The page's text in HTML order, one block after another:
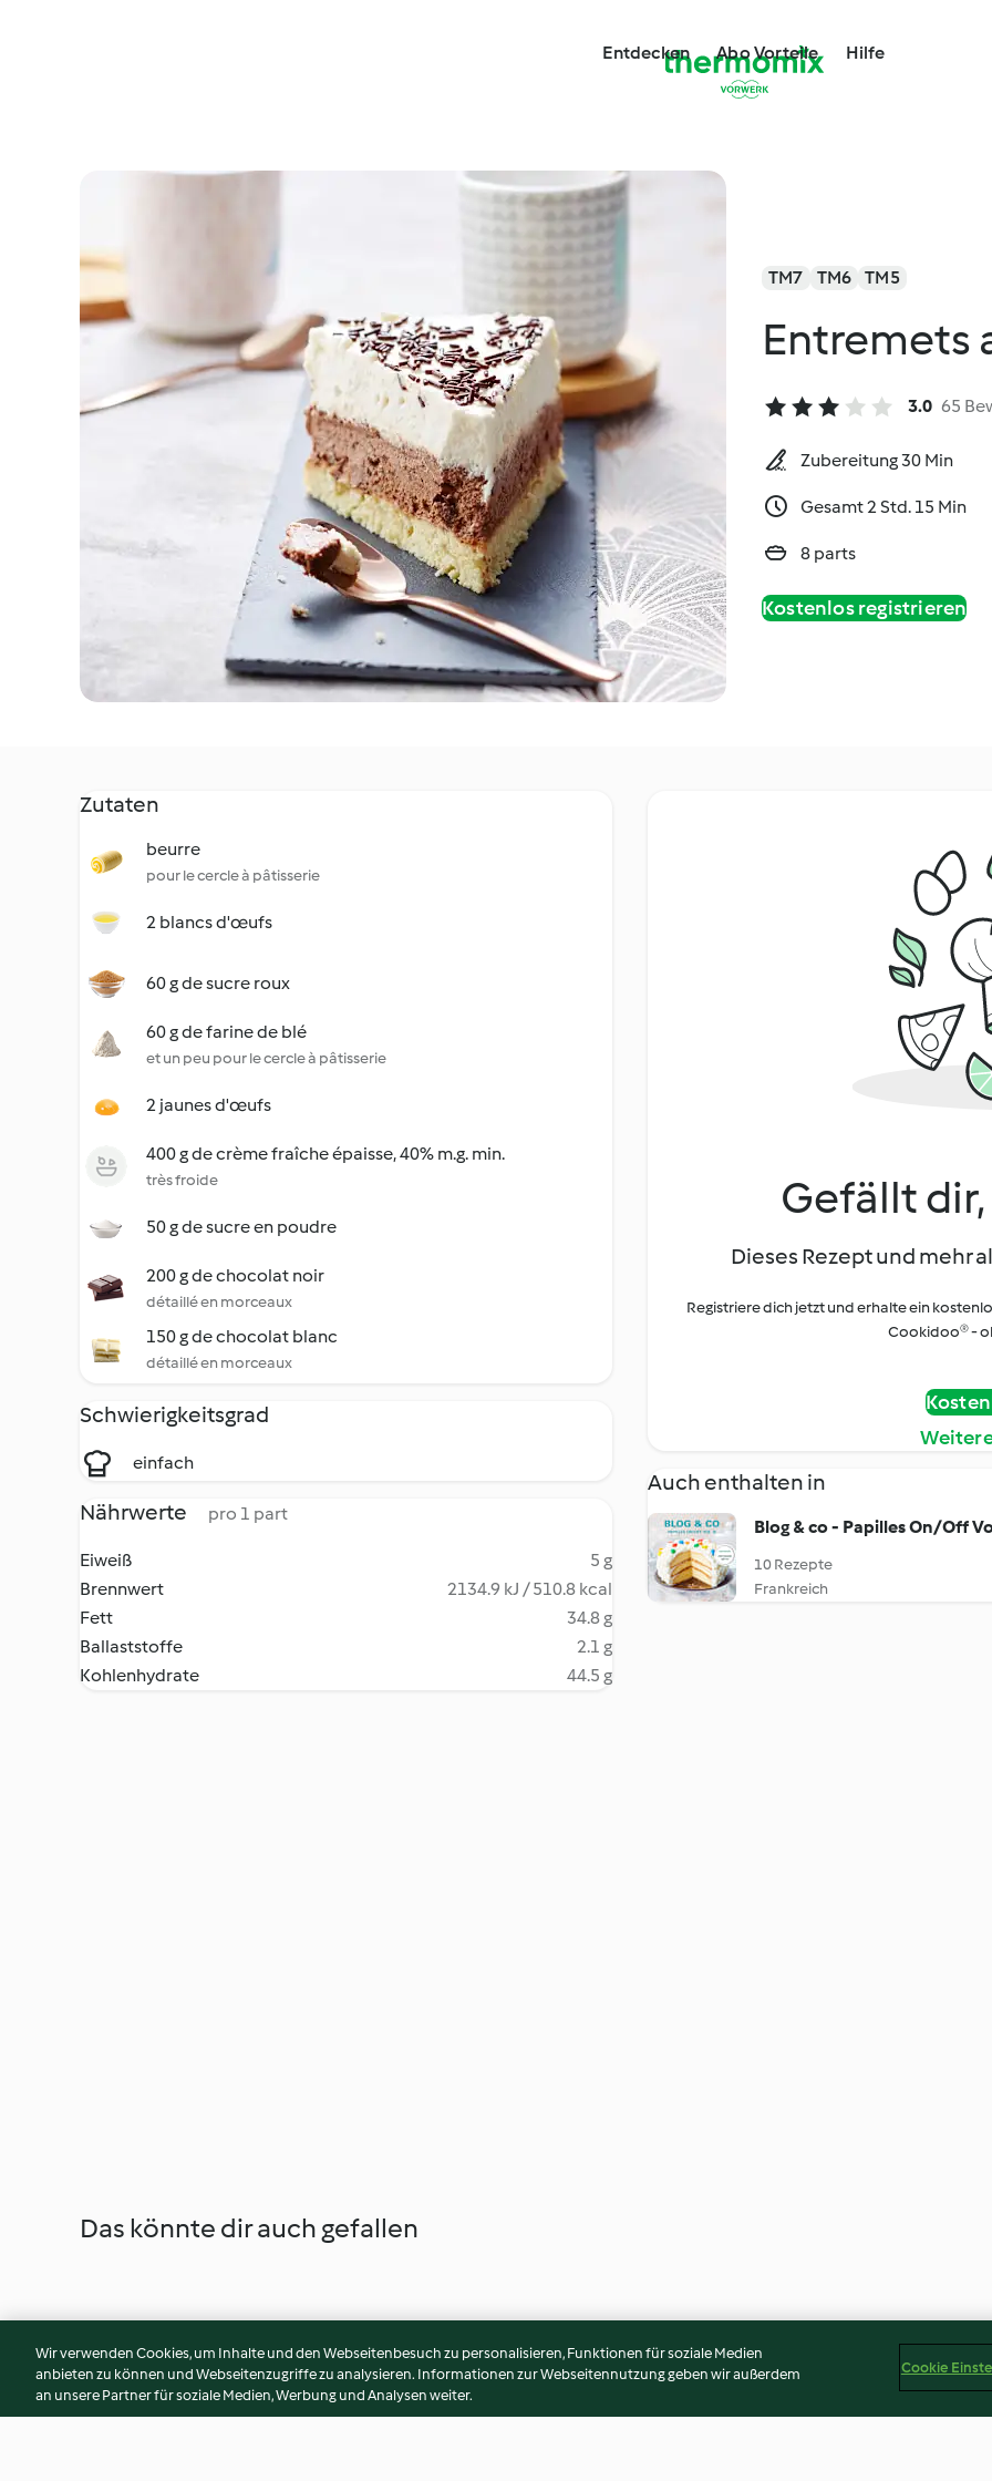
Entdecken Abo Vorteile Hilfe
TM7 TM6 TM5
Entremets
3.0 65
Zubereitung 30 Min
Gesamt 2 Std. 15 Min
8 parts
Kostenlos registrieren
Zutaten
beurre
pour le cercle à pâtisserie
2 blancs d'œufs
60 g de sucre roux
60 g de farine de blé
et un peu pour le cercle à pâtisserie
2 jaunes d'œufs
400 g de crème fraîche épaisse, 40% m.g. min.
très froide
50 g de sucre en poudre
200 g de chocolat noir
détaillé en morceaux
150 g de chocolat blanc
détaillé en morceaux
Schwierigkeitsgrad
einfach
Nährwerte pro 1 part
Eiweiß
5 g
Brennwert
2134.9 kJ / 510.8 kcal
Fett
34.8 g
Ballaststoffe
2.1 g
Kohlenhydrate
44.5 g
Gefällt
Dieses Rezept und mehr
Registriere dich jetzt und erhalte ein
Cookidoo® -
Auch enthalten in
Blog & co - Papilles On/Off
10 Rezepte
Frankreich
Das könnte dir auch gefallen
Wir verwenden Cookies, um Inhalte und den Webseitenbesuch zu personalisieren, Funktionen für soziale Medien
anbieten zu können und Webseitenzugriffe zu analysieren. Informationen zur Webseitennutzung geben wir außerdem
an unsere Partner für soziale Medien, Werbung und Analysen weiter.
Cookie